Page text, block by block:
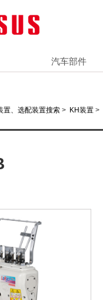
汽车部件
置、选配装置搜索 > KH装置 >